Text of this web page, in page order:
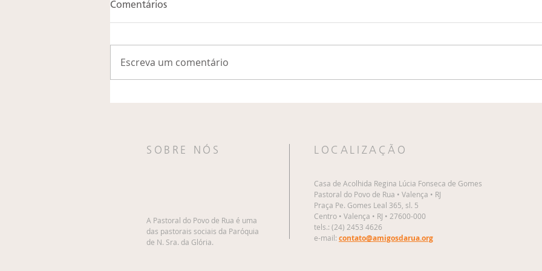
Casa de Acolhida Regina
de Utilidade Pública para
2024 e 2025
Casa de Acolhida Regina
e solidariedade
Comentários
Escreva um comentário
A Pastoral do Povo de Rua é uma
das pastorais sociais da Paróquia
de N. Sra. da Glória.
SOBRE NÓS LOCALIZAÇÃO
Casa de Acolhida Regina Lúcia Fonseca de Gomes
Pastoral do Povo de Rua • Valença • RJ
Praça Pe. Gomes Leal 365, sl. 5
Centro • Valença • RJ • 27600-000
tels.: (24) 2453 4626
e-mail: contato@amigosdarua.org